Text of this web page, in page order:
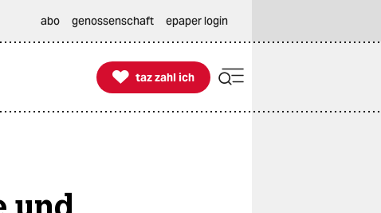
abo genossenschaft epaper login

taz zahl ich
taz zahl ich